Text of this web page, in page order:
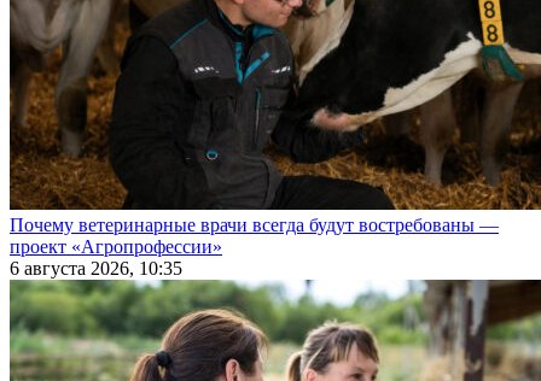
Почему ветеринарные врачи всегда будут востребованы —
проект «Агропрофессии»
6 августа 2026, 10:35